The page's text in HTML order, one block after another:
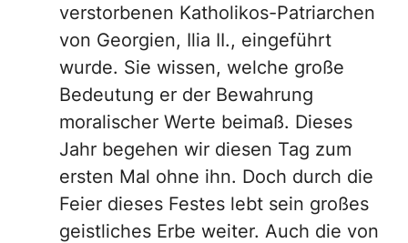
verstorbenen Katholikos-Patriarchen
von Georgien, Ilia II., eingeführt
wurde. Sie wissen, welche große
Bedeutung er der Bewahrung
moralischer Werte beimaß. Dieses
Jahr begehen wir diesen Tag zum
ersten Mal ohne ihn. Doch durch die
Feier dieses Festes lebt sein großes
geistliches Erbe weiter. Auch die von